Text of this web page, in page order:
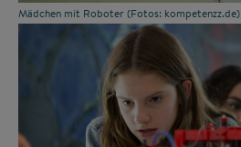
Mädchen mit Roboter (Fotos: kompetenzz.de)